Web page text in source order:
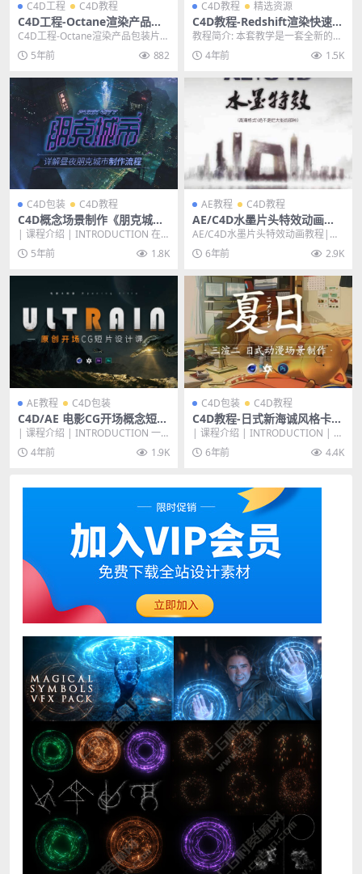
C4D工程 C4D教程
C4D工程-Octane渲染产品包
装片头动画工程文件含教程
C4D工程-Octane渲染产品包装片头
动画工程文件含教程 其他推荐: c4d
工...5年前 882
C4D教程 精选资源
C4D教程-Redshift渲染快速入
门中文教学手册
教程简介: 本套教学是一套全新的RS
入门教学，小白成长记（产品篇）
第五章节，教程...
4年前 1.5K
C4D包装 C4D教程
C4D概念场景制作《朋克城
市》全流程【昼夜双案例教
学】【中文字幕】
| 课程介绍 | INTRODUCTION 在
本套课程中，老师将使用C4D、o
c... 5年前 1.8K
AE教程 C4D教程
AE/C4D水墨片头特效动画教
程|国内精品水墨画制作视频
教程+素材插件
AE/C4D水墨片头特效动画教程|国
内精品水墨画制作视频教程+素材插
件，这个教程...
6年前 2.9K
AE教程 C4D包装
C4D/AE 电影CG开场概念短片
《Ultrain-超脑》短片创作教
程课
| 课程介绍 | INTRODUCTION 一
颗裸露的大脑，驾驶着超文明飞船
逃离...4年前 1.9K
C4D包装 C4D教程
C4D教程-日式新海诚风格卡通
动漫场景制作《夏日》三渲二
【全流程】
| 课程介绍 | INTRODUCTION | 此
次课程主要以C4D的卡通材质为...
6年前 4.4K